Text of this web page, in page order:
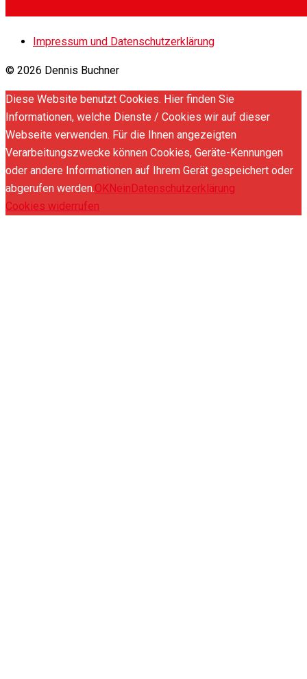
Impressum und Datenschutzerklärung
© 2026 Dennis Buchner
Diese Website benutzt Cookies. Hier finden Sie
Informationen, welche Dienste / Cookies wir auf dieser
Webseite verwenden. Für die Ihnen angezeigten
Verarbeitungszwecke können Cookies, Geräte-Kennungen
oder andere Informationen auf Ihrem Gerät gespeichert oder
abgerufen werden.OKNeinDatenschutzerklärung
Cookies widerrufen